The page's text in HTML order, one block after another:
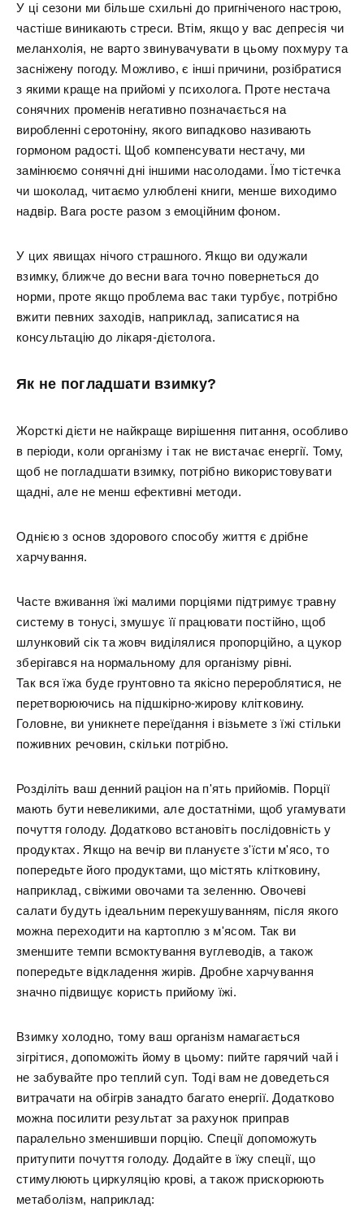
У ці сезони ми більше схильні до пригніченого настрою,
частіше виникають стреси. Втім, якщо у вас депресія чи
меланхолія, не варто звинувачувати в цьому похмуру та
засніжену погоду. Можливо, є інші причини, розібратися
з якими краще на прийомі у психолога. Проте нестача
сонячних променів негативно позначається на
виробленні серотоніну, якого випадково називають
гормоном радості. Щоб компенсувати нестачу, ми
замінюємо сонячні дні іншими насолодами. Їмо тістечка
чи шоколад, читаємо улюблені книги, менше виходимо
надвір. Вага росте разом з емоційним фоном.
У цих явищах нічого страшного. Якщо ви одужали
взимку, ближче до весни вага точно повернеться до
норми, проте якщо проблема вас таки турбує, потрібно
вжити певних заходів, наприклад, записатися на
консультацію до лікаря-дієтолога.
Як не погладшати взимку?
Жорсткі дієти не найкраще вирішення питання, особливо
в періоди, коли організму і так не вистачає енергії. Тому,
щоб не погладшати взимку, потрібно використовувати
щадні, але не менш ефективні методи.
Однією з основ здорового способу життя є дрібне
харчування.
Часте вживання їжі малими порціями підтримує травну
систему в тонусі, змушує її працювати постійно, щоб
шлунковий сік та жовч виділялися пропорційно, а цукор
зберігався на нормальному для організму рівні.
Так вся їжа буде грунтовно та якісно перероблятися, не
перетворюючись на підшкірно-жирову клітковину.
Головне, ви уникнете переїдання і візьмете з їжі стільки
поживних речовин, скільки потрібно.
Розділіть ваш денний раціон на п'ять прийомів. Порції
мають бути невеликими, але достатніми, щоб угамувати
почуття голоду. Додатково встановіть послідовність у
продуктах. Якщо на вечір ви плануєте з'їсти м'ясо, то
попередьте його продуктами, що містять клітковину,
наприклад, свіжими овочами та зеленню. Овочеві
салати будуть ідеальним перекушуванням, після якого
можна переходити на картоплю з м'ясом. Так ви
зменшите темпи всмоктування вуглеводів, а також
попередьте відкладення жирів. Дробне харчування
значно підвищує користь прийому їжі.
Взимку холодно, тому ваш організм намагається
зігрітися, допоможіть йому в цьому: пийте гарячий чай і
не забувайте про теплий суп. Тоді вам не доведеться
витрачати на обігрів занадто багато енергії. Додатково
можна посилити результат за рахунок приправ
паралельно зменшивши порцію. Спеції допоможуть
притупити почуття голоду. Додайте в їжу спеції, що
стимулюють циркуляцію крові, а також прискорюють
метаболізм, наприклад: